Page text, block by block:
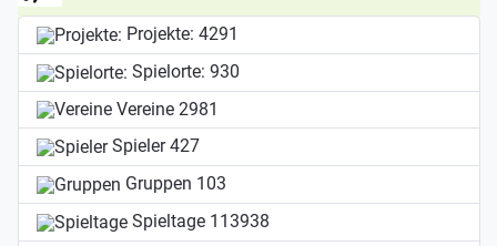
Projekte: 4291
Spielorte: 930
Vereine 2981
Spieler427
Gruppen 103
Spieltage 113938